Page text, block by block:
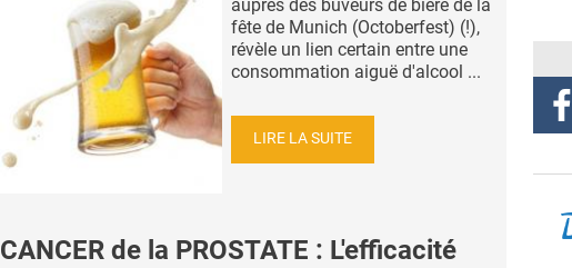
auprès des buveurs de bière de la
fête de Munich (Octoberfest) (!),
révèle un lien certain entre une
consommation aiguë d'alcool ...
LIRE LA SUITE
CANCER de la PROSTATE : L'efficacité